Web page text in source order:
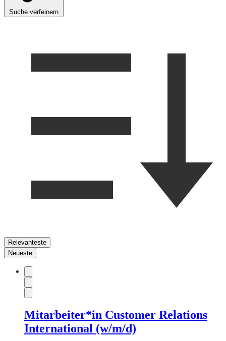
Suche verfeinern
Relevanteste
Neueste
Mitarbeiter*in Customer Relations
International (w/m/d)